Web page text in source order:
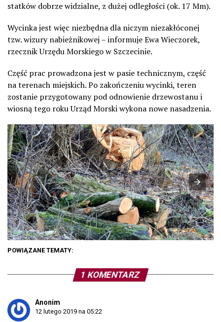
statków dobrze widzialne, z dużej odległości (ok. 17 Mm).
Wycinka jest więc niezbędna dla niczym niezakłóconej
tzw. wizury nabieżnikowej – informuje Ewa Wieczorek,
rzecznik Urzędu Morskiego w Szczecinie.
Część prac prowadzona jest w pasie technicznym, część
na terenach miejskich. Po zakończeniu wycinki, teren
zostanie przygotowany pod odnowienie drzewostanu i
wiosną tego roku Urząd Morski wykona nowe nasadzenia.
POWIĄZANE TEMATY:
1 KOMENTARZ
Anonim
12 lutego 2019 na 05:22